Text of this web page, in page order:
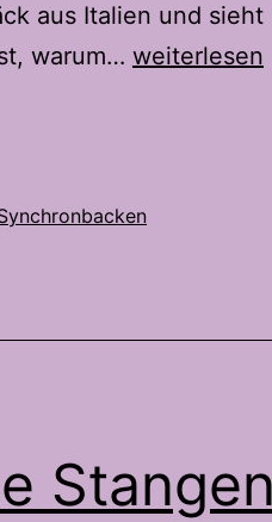
aus Italien und sieht
warum… Lingue
weiterlesen
Stangen